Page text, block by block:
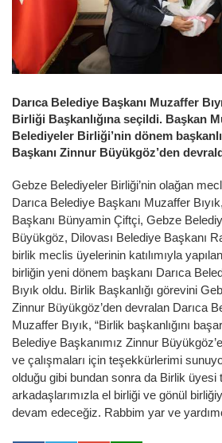
Darıca Belediye Başkanı Muzaffer
Birliği Başkanlığına seçildi. Başkan
Belediyeler Birliği’nin dönem
Başkanı Zinnur Büyükgöz’den
Gebze Belediyeler Birliği’nin olağan
Darıca Belediye Başkanı Muzaffer
Başkanı Bünyamin Çiftçi, Gebze
Büyükgöz, Dilovası Belediye Başkanı
birlik meclis üyelerinin katılımıyla
birliğin yeni dönem başkanı Darıca
Bıyık oldu. Birlik Başkanlığı görevini
Zinnur Büyükgöz’den devralan Darıca
Muzaffer Bıyık, “Birlik başkanlığını
Belediye Başkanımız Zinnur
ve çalışmaları için teşekkürlerimi
olduğu gibi bundan sonra da Birlik üyesi
arkadaşlarımızla el birliği ve gönül
devam edeceğiz. Rabbim yar ve